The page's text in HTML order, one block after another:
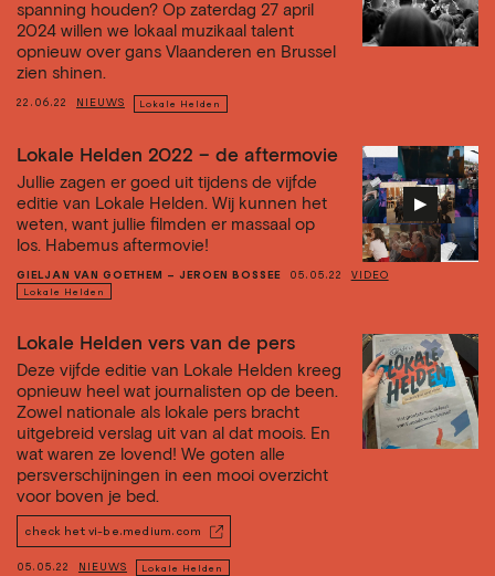
spanning houden? Op zaterdag 27 april
2024 willen we lokaal muzikaal talent
opnieuw over gans Vlaanderen en Brussel
zien shinen.
22.06.22 NIEUWS Lokale Helden
▶︎
Lokale Helden 2022 – de aftermovie
Jullie zagen er goed uit tijdens de vijfde
editie van Lokale Helden. Wij kunnen het
weten, want jullie filmden er massaal op
los. Habemus aftermovie!
GIELJAN VAN GOETHEM – JEROEN BOSSEE 05.05.22 VIDEO
Lokale Helden
Lokale Helden vers van de pers
Deze vijfde editie van Lokale Helden kreeg
opnieuw heel wat journalisten op de been.
Zowel nationale als lokale pers bracht
uitgebreid verslag uit van al dat moois. En
wat waren ze lovend! We goten alle
persverschijningen in een mooi overzicht
voor boven je bed.
check het vi-be.medium.com
05.05.22 NIEUWS Lokale Helden